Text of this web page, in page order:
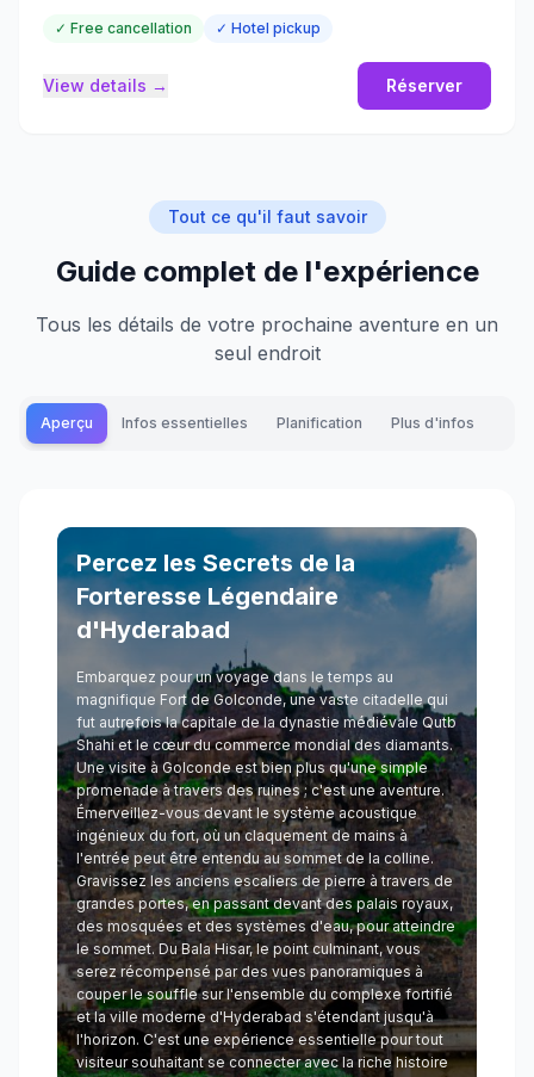
✓ Free cancellation ✓ Hotel pickup
View details → Réserver
Tout ce qu'il faut savoir
Guide complet de l'expérience
Tous les détails de votre prochaine aventure en un
seul endroit
Aperçu Infos essentielles Planification Plus d'infos
Percez les Secrets de la
Forteresse Légendaire
d'Hyderabad
Embarquez pour un voyage dans le temps au
magnifique Fort de Golconde, une vaste citadelle qui
fut autrefois la capitale de la dynastie médiévale Qutb
Shahi et le cœur du commerce mondial des diamants.
Une visite à Golconde est bien plus qu'une simple
promenade à travers des ruines ; c'est une aventure.
Émerveillez-vous devant le système acoustique
ingénieux du fort, où un claquement de mains à
l'entrée peut être entendu au sommet de la colline.
Gravissez les anciens escaliers de pierre à travers de
grandes portes, en passant devant des palais royaux,
des mosquées et des systèmes d'eau, pour atteindre
le sommet. Du Bala Hisar, le point culminant, vous
serez récompensé par des vues panoramiques à
couper le souffle sur l'ensemble du complexe fortifié
et la ville moderne d'Hyderabad s'étendant jusqu'à
l'horizon. C'est une expérience essentielle pour tout
visiteur souhaitant se connecter avec la riche histoire